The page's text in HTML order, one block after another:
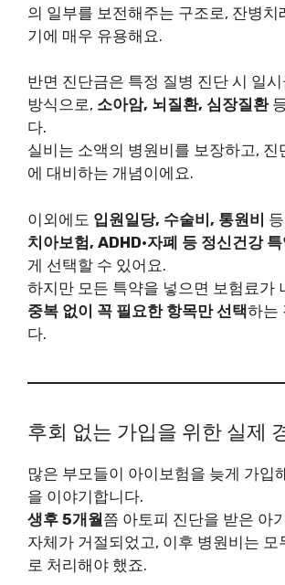
의 일부를 보전해주는 구조로, 잔병치
기에 매우 유용해요.
반면 진단금은 특정 질병 진단 시 일
방식으로, 소아암, 뇌질환, 심장질환
다.
실비는 소액의 병원비를 보장하고, 진
에 대비하는 개념이에요.
이외에도 입원일당, 수술비, 통원비
치아보험, ADHD·자폐 등 정신건강
게 선택할 수 있어요.
하지만 모든 특약을 넣으면 보험료가
중복 없이 꼭 필요한 항목만 선택하는
다.
후회 없는 가입을 위한 실제
많은 부모들이 아이보험을 늦게 가입
을 이야기합니다.
생후 5개월쯤 아토피 진단을 받은 아
자체가 거절되었고, 이후 병원비는 모
로 처리해야 했죠.